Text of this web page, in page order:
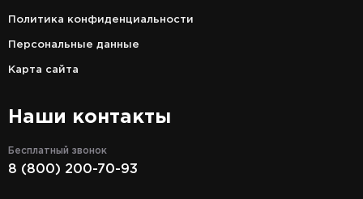
Политика конфиденциальности
Персональные данные
Карта сайта
Наши контакты
Бесплатный звонок
8 (800) 200-70-93